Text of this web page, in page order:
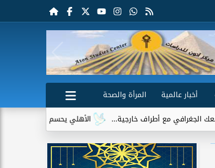
أخبار عالمية
المرأة والصحة
الأهلي يحسم الجدل حول إمام عاشور.. لا عروض
خارجية...